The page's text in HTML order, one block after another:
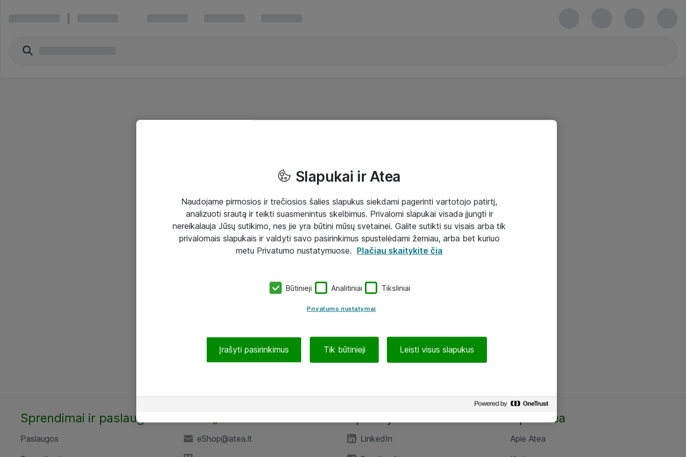
Sprendimai ir paslaugos
Paslaugos
eShop@atea.lt
LinkedIn
Apie Atea
Apie Atea
Slapukai ir Atea
Naudojame pirmosios ir trečiosios šalies slapukus siekdami pagerinti vartotojo patirtį,
analizuoti srautą ir teikti suasmenintus skelbimus. Privalomi slapukai visada įjungti ir
nereikalauja Jūsų sutikimo, nes jie yra būtini mūsų svetainei. Galite sutikti su visais arba tik
privalomais slapukais ir valdyti savo pasirinkimus spustelėdami žemiau, arba bet kuriuo
metu Privatumo nustatymuose. Plačiau skaitykite čia
Būtinieji Analitiniai Tiksliniai
Privatumo nustatymai
Įrašyti pasirinkimus Tik būtinieji Leisti visus slapukus